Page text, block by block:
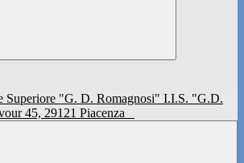
I.I.S. "G.D.
45, 29121 Piacenza